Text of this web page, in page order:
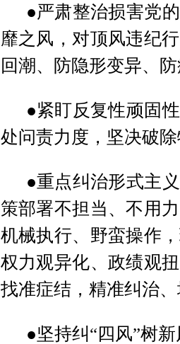
●严肃整治损害党
靡之风，对顶风违纪
回潮、防隐形变异、
●紧盯反复性顽固
处问责力度，坚决破
●重点纠治形式主
策部署不担当、不用
机械执行、野蛮操作
权力观异化、政绩观
找准症结，精准纠治
●坚持纠“四风”树